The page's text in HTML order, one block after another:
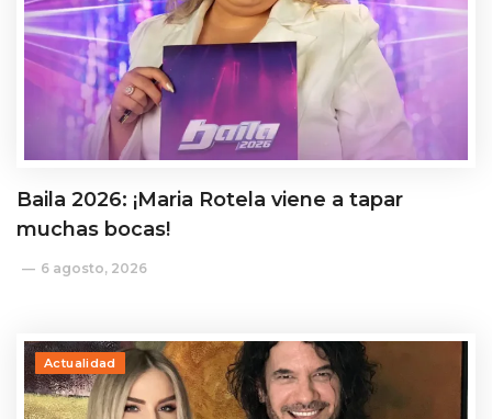
Baila 2026: ¡Maria Rotela viene a tapar
muchas bocas!
6 agosto, 2026
Actualidad